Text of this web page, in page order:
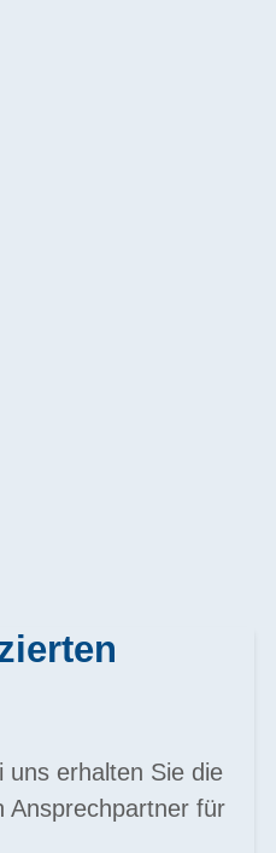
uns erhalten Sie die
Ansprechpartner für